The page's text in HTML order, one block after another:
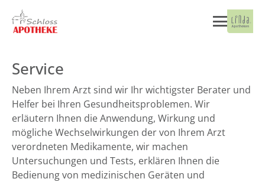
Service
Neben Ihrem Arzt sind wir Ihr wichtigster Berater und
Helfer bei Ihren Gesundheitsproblemen. Wir
erläutern Ihnen die Anwendung, Wirkung und
mögliche Wechselwirkungen der von Ihrem Arzt
verordneten Medikamente, wir machen
Untersuchungen und Tests, erklären Ihnen die
Bedienung von medizinischen Geräten und